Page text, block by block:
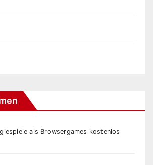
als Browsergames kostenlos